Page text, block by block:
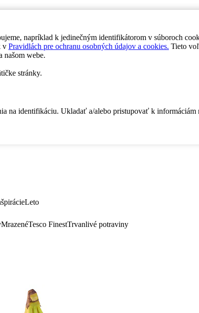
napríklad k jedinečným identifikátorom v súboroch
v Pravidlách pre ochranu osobných údajov a cookies. Tieto
našom webe.
stránky.
identifikáciu. Ukladať a/alebo pristupovať k informáciám
Leto
MrazenéTesco FinestTrvanlivé potraviny